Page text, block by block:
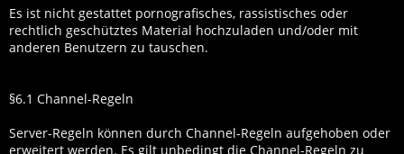
Es ist nicht gestattet pornografisches, rassistisches oder
rechtlich geschütztes Material hochzuladen und/oder mit
anderen Benutzern zu tauschen.
§6.1 Channel-Regeln
Server-Regeln können durch Channel-Regeln aufgehoben oder
erweitert werden. Es gilt unbedingt die Channel-Regeln zu